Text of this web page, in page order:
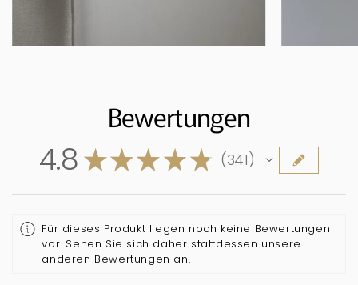
Bewertungen
4.8 ★★★★★ 341
341
Für dieses Produkt liegen noch keine Bewertungen
vor. Sehen Sie sich daher stattdessen unsere
anderen Bewertungen an.